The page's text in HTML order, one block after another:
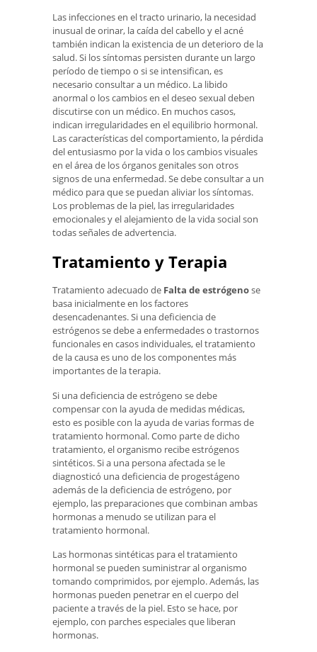
Las infecciones en el tracto urinario, la necesidad
inusual de orinar, la caída del cabello y el acné
también indican la existencia de un deterioro de la
salud. Si los síntomas persisten durante un largo
período de tiempo o si se intensifican, es
necesario consultar a un médico. La libido
anormal o los cambios en el deseo sexual deben
discutirse con un médico. En muchos casos,
indican irregularidades en el equilibrio hormonal.
Las características del comportamiento, la pérdida
del entusiasmo por la vida o los cambios visuales
en el área de los órganos genitales son otros
signos de una enfermedad. Se debe consultar a un
médico para que se puedan aliviar los síntomas.
Los problemas de la piel, las irregularidades
emocionales y el alejamiento de la vida social son
todas señales de advertencia.
Tratamiento y Terapia
Tratamiento adecuado de Falta de estrógenose
basa inicialmente en los factores
desencadenantes. Si una deficiencia de
estrógenos se debe a enfermedades o trastornos
funcionales en casos individuales, el tratamiento
de la causa es uno de los componentes más
importantes de la terapia.
Si una deficiencia de estrógeno se debe
compensar con la ayuda de medidas médicas,
esto es posible con la ayuda de varias formas de
tratamiento hormonal. Como parte de dicho
tratamiento, el organismo recibe estrógenos
sintéticos. Si a una persona afectada se le
diagnosticó una deficiencia de progestágeno
además de la deficiencia de estrógeno, por
ejemplo, las preparaciones que combinan ambas
hormonas a menudo se utilizan para el
tratamiento hormonal.
Las hormonas sintéticas para el tratamiento
hormonal se pueden suministrar al organismo
tomando comprimidos, por ejemplo. Además, las
hormonas pueden penetrar en el cuerpo del
paciente a través de la piel. Esto se hace, por
ejemplo, con parches especiales que liberan
hormonas.